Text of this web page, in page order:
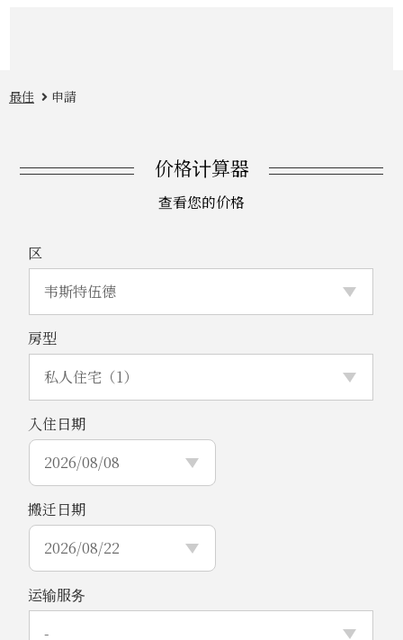
最佳 申請
价格计算器
查看您的价格
区
房型
入住日期
搬迁日期
运输服务